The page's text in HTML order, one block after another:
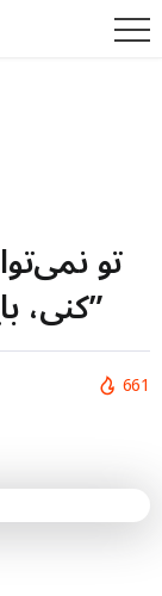
کنی، باید خودت تصمیم بگیری”
661